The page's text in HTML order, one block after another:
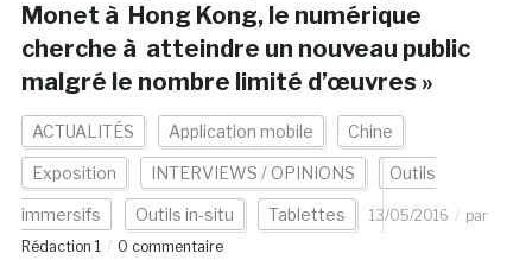
Monet à Hong Kong, le numérique
cherche à atteindre un nouveau public
malgré le nombre limité d’œuvres »
ACTUALITÉS Application mobile Chine
Exposition INTERVIEWS / OPINIONS Outils
immersifs Outils in-situ Tablettes 13/05/2016
par
Rédaction 1
0 commentaire